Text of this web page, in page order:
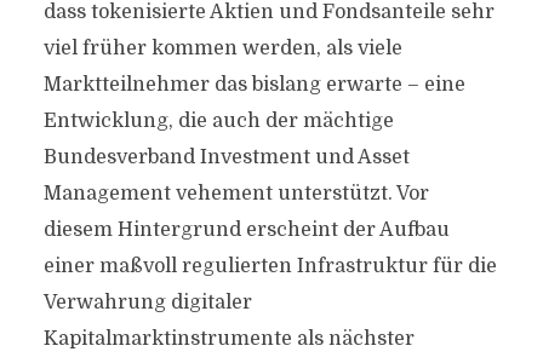
dass tokenisierte Aktien und Fondsanteile sehr
viel früher kommen werden, als viele
Marktteilnehmer das bislang erwarte – eine
Entwicklung, die auch der mächtige
Bundesverband Investment und Asset
Management vehement unterstützt. Vor
diesem Hintergrund erscheint der Aufbau
einer maßvoll regulierten Infrastruktur für die
Verwahrung digitaler
Kapitalmarktinstrumente als nächster